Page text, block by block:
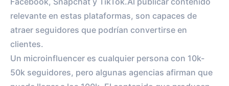
relevante en estas plataformas, son capaces de
atraer seguidores que podrían convertirse en
clientes.
Un microinfluencer es cualquier persona con 10k-
50k seguidores, pero algunas agencias afirman que